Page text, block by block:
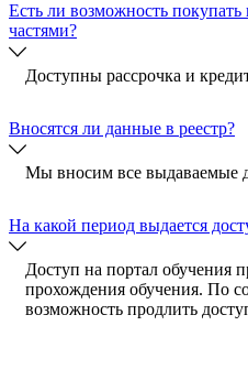
Есть ли возможность покупать
частями?
Доступны рассрочка и
Вносятся ли данные в реестр?
Мы вносим все выдаваемые
На какой период выдается
Доступ на портал обучения
прохождения обучения. По
возможность продлить